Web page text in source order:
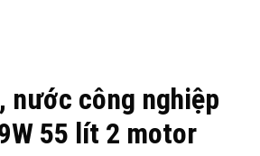
nước công nghiệp
55 lít 2 motor